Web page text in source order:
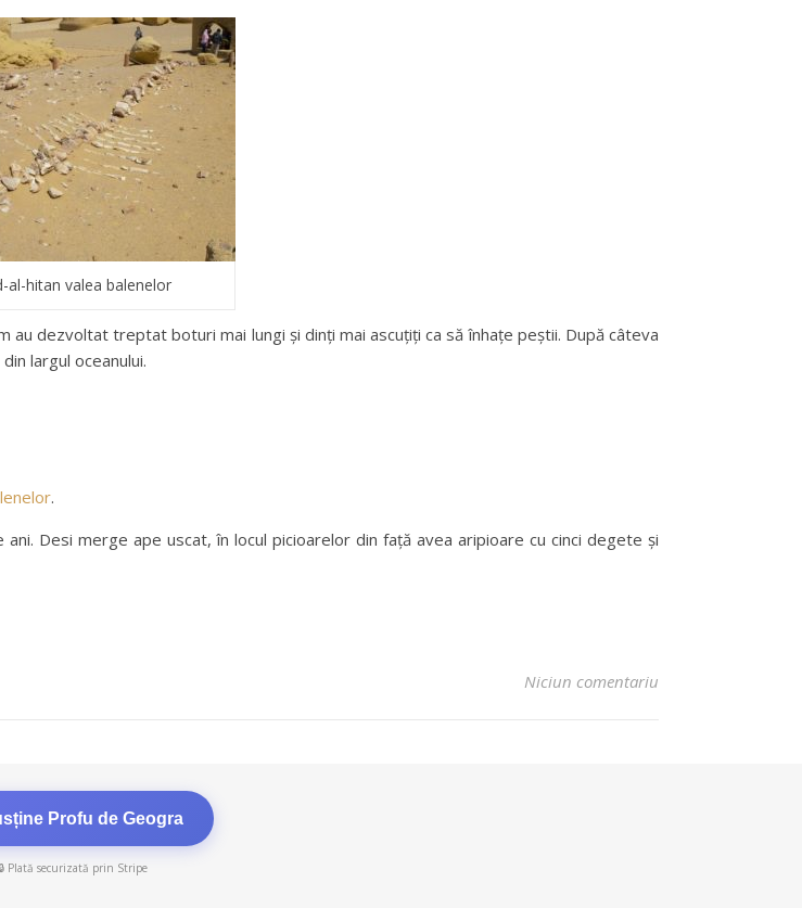
al-hitan valea balenelor
au dezvoltat treptat boturi mai lungi și dinți mai ascuțiți ca să înhațe peștii. După câteva
largul oceanului.
.
Desi merge ape uscat, în locul picioarelor din față avea aripioare cu cinci degete și
Niciun comentariu
Profu de Geogra
🔒 Plată securizată prin Stripe